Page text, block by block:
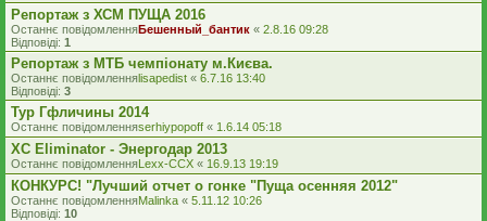
Репортаж з ХСМ ПУЩА 2016
Останнє повідомленняБешенный_бантик « 2.8.16 09:28
Відповіді: 1
Репортаж з МТБ чемпіонату м.Києва.
Останнє повідомленняlisapedist « 6.7.16 13:40
Відповіді: 3
Тур Гфличины 2014
Останнє повідомленняserhiypopoff « 1.6.14 05:18
XC Eliminator - Энергодар 2013
Останнє повідомленняLexx-CCX « 16.9.13 19:19
КОНКУРС! "Лучший отчет о гонке "Пуща осенняя 2012"
Останнє повідомленняMalinka « 5.11.12 10:26
Відповіді: 10